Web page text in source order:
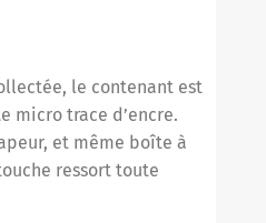
le contenant est
micro trace d’encre.
et même boîte à
ressort toute